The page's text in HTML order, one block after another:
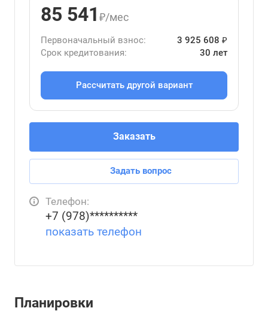
85 541 ₽/мес
Первоначальный взнос:
3 925 608 ₽
Срок кредитования:
30 лет
Рассчитать другой вариант
Заказать
Задать вопрос
Телефон:
+7 (978)**********
показать телефон
Планировки